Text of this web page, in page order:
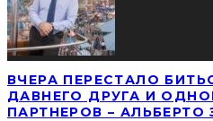
ВЧЕРА ПЕРЕСТАЛО
ДАВНЕГО ДРУГА И
ПАРТНЕРОВ – АЛЬБЕРТО